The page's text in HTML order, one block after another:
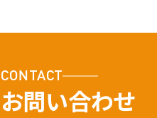
CONTACT
お問い合わせ